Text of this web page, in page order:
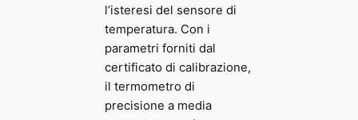
l’isteresi del sensore di
temperatura. Con i
parametri forniti dal
certificato di calibrazione,
il termometro di
precisione a media